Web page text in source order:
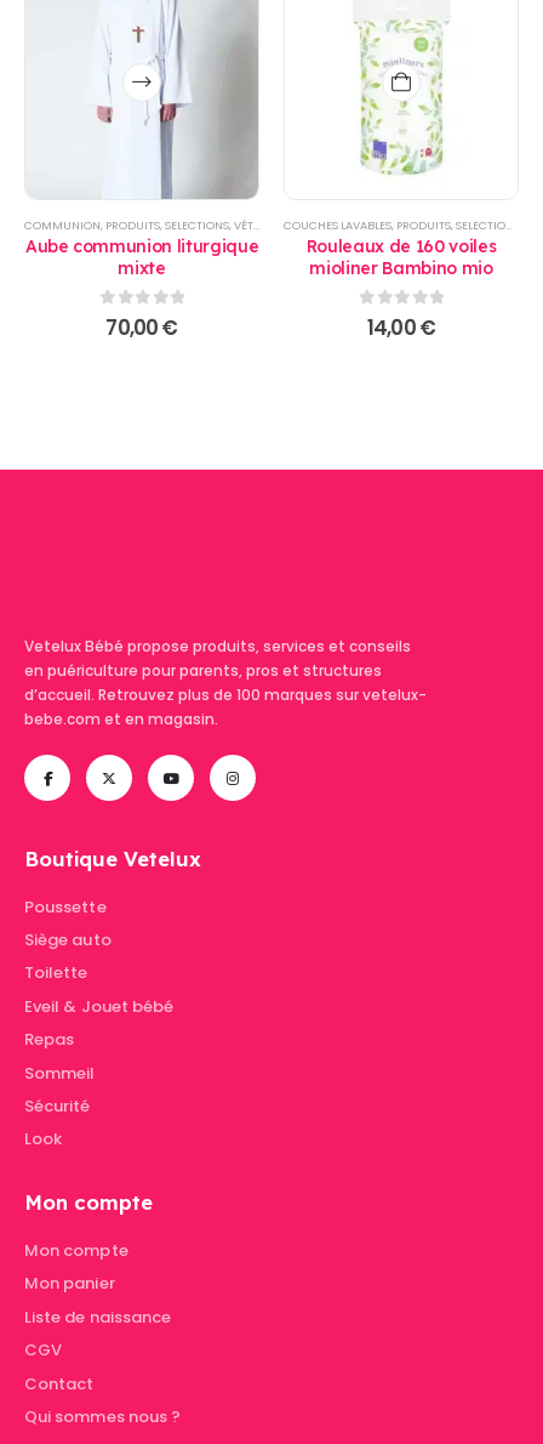
Ce
produit
a
plusieurs
Les
options
peuvent
être
choisies
sur
la
COMMUNION, PRODUITS,SELECTIONS,VÊTEMENT ENFANTS
Aube communion liturgique
mixte
0sur 5
70,00€
COUCHES LAVABLES, PRODUITS,SELECTIONS
Rouleaux de 160 voiles
mioliner Bambino mio
0sur 5
14,00€
Vetelux Bébé propose produits, services et conseils
en puériculture pour parents, pros et structures
d’accueil. Retrouvez plus de 100 marques sur vetelux-
bebe.com et en magasin.
Boutique Vetelux
Poussette
Siège auto
Toilette
Eveil & Jouet bébé
Repas
Sommeil
Sécurité
Look
Mon compte
Mon compte
Mon panier
Liste de naissance
CGV
Contact
Qui sommes nous ?